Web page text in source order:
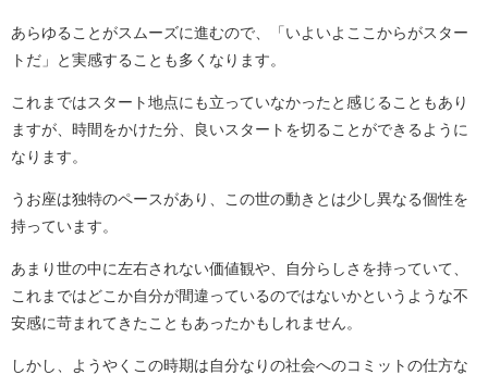
あらゆることがスムーズに進むので、「いよいよここからがスター
トだ」と実感することも多くなります。
これまではスタート地点にも立っていなかったと感じることもあり
ますが、時間をかけた分、良いスタートを切ることができるように
なります。
うお座は独特のペースがあり、この世の動きとは少し異なる個性を
持っています。
あまり世の中に左右されない価値観や、自分らしさを持っていて、
これまではどこか自分が間違っているのではないかというような不
安感に苛まれてきたこともあったかもしれません。
しかし、ようやくこの時期は自分なりの社会へのコミットの仕方な